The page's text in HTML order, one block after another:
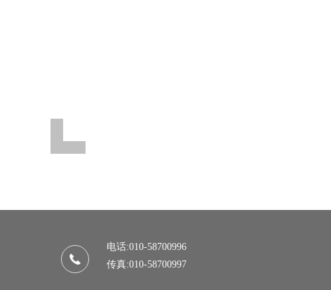
电话:010-58700996
传真:010-58700997